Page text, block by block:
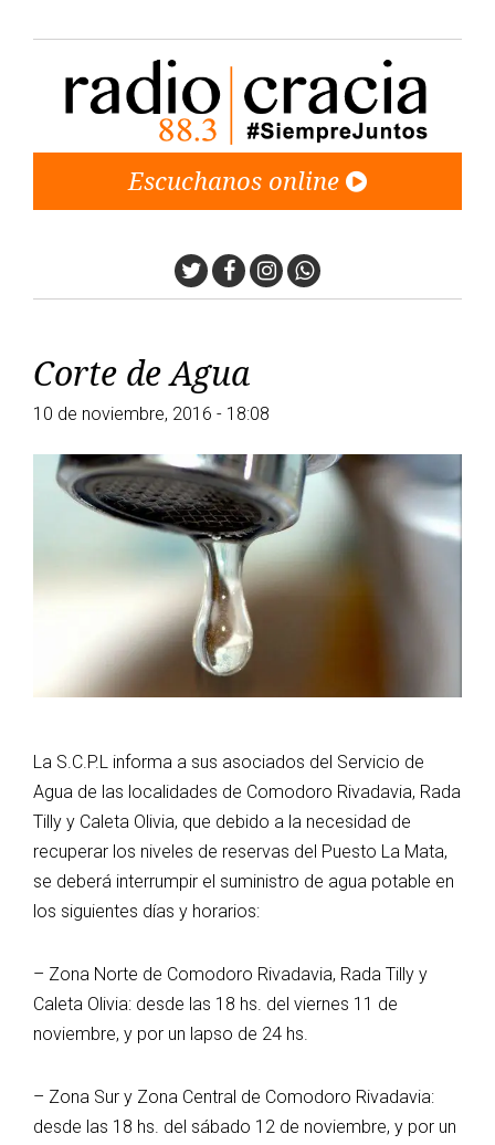
Escuchanos online
TwitterFacebook
Instagram
Whatsapp
Corte de Agua
10 de noviembre, 2016 - 18:08
La S.C.P.L informa a sus asociados del Servicio de
Agua de las localidades de Comodoro Rivadavia, Rada
Tilly y Caleta Olivia, que debido a la necesidad de
recuperar los niveles de reservas del Puesto La Mata,
se deberá interrumpir el suministro de agua potable en
los siguientes días y horarios:
– Zona Norte de Comodoro Rivadavia, Rada Tilly y
Caleta Olivia: desde las 18 hs. del viernes 11 de
noviembre, y por un lapso de 24 hs.
– Zona Sur y Zona Central de Comodoro Rivadavia:
desde las 18 hs. del sábado 12 de noviembre, y por un